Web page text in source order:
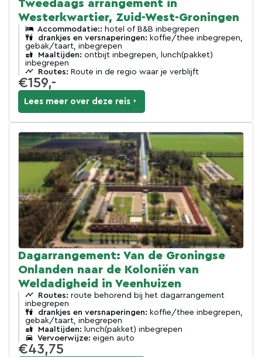
Tweedaags arrangement in
Westerkwartier, Zuid-West-Groningen
Accommodatie:: hotel of B&B inbegrepen
drankjes en versnaperingen: koffie/thee inbegrepen,
gebak/taart, inbegrepen
Maaltijden: ontbijt inbegrepen, lunch(pakket)
inbegrepen
Routes: Route in de regio waar je verblijft
€159,-
Lees meer over deze reis
Dagarrangement: Van de Groningse
Onlanden naar de Koloniën van
Weldadigheid in Veenhuizen
Routes: route behorend bij het dagarrangement
inbegrepen
drankjes en versnaperingen: koffie/thee inbegrepen,
gebak/taart, inbegrepen
Maaltijden: lunch(pakket) inbegrepen
Vervoerwijze: eigen auto
€43,75